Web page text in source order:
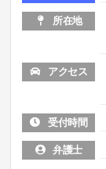
所在地
アクセス
受付時間
弁護士